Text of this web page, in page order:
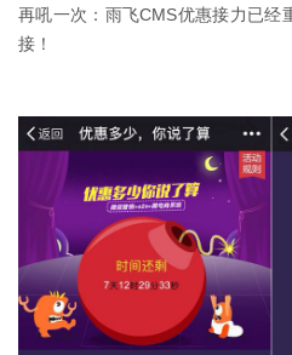
再吼一次：雨飞CMS优惠接力已经
接！